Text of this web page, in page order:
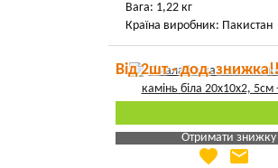
Вага: 1,22 кг
Країна виробник: Пакистан
Від 2шт - дод.
Отримати знижку
Яка Ваша ціна
favorite email